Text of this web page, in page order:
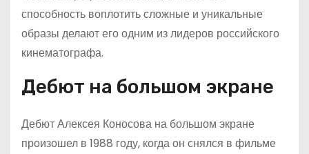
способность воплотить сложные и уникальные
образы делают его одним из лидеров российского
кинематографа.
Дебют на большом экране
Дебют Алексея Коносова на большом экране
произошел в 1988 году, когда он снялся в фильме